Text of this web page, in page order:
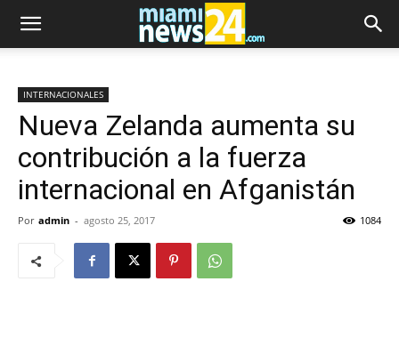
INTERNACIONALES
Nueva Zelanda aumenta su
contribución a la fuerza
internacional en Afganistán
Por admin - agosto 25, 2017 1084